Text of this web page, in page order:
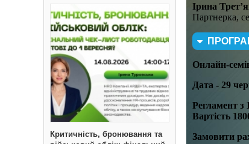
Ірина Трет’
Партнерка,
Онлайн-
Дата - 29
Регламент з
Вартість
Замовити
Критичність, бронювання та